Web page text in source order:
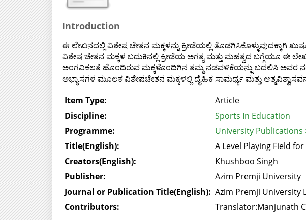
Introduction
ಈ ಲೇಖನದಲ್ಲಿ ವಿಶೇಷ ಚೇತನ ಮಕ್ಕಳನ್ನು ಕ್ರೀಡೆಯಲ್ಲಿ
ವಿಶೇಷ ಚೇತನ ಮಕ್ಕಳ ಬದುಕಿನಲ್ಲಿ ಕ್ರೀಡೆಯ ಅಗತ್ಯ ಮತ್ತು ಮಹತ್ವದ ಬಗ್ಗೆಯೂ ಈ
ಅಂಗವಿಕಲತೆ ಹೊಂದಿರುವ ಮಕ್ಕಳೊಂದಿಗಿನ ತಮ್ಮ ನಡವಳಿಕೆಯನ್ನು ಬದಲಿಸಿ ಅವರ
ಅಭ್ಯಾಸಗಳ ಮೂಲಕ ವಿಶೇಷಚೇತನ ಮಕ್ಕಳಲ್ಲಿ ದೈಹಿಕ ಸಾಮರ್ಥ್ಯ ಮತ್ತು
Item Type:
Article
Discipline:
Sports In Education
Programme:
University Publications
Title(English):
A Level Playing Field
Creators(English):
Khushboo Singh
Publisher:
Azim Premji University
Journal or Publication Title(English): Azim Premji University
Contributors:
Translator:Manjunath